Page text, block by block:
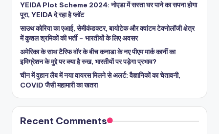
YEIDA Plot Scheme 2024: नोएडा में सस्ता घर पाने का सपना होगा
पूरा, YEIDA दे रहा है प्लॉट
साउथ कोरिया का एआई, सेमीकंडक्टर, बायोटेक और क्वांटम टेक्नोलॉजी क्षेत्र
में कुशल श्रमिकों की भर्ती – भारतीयों के लिए अवसर
अमेरिका के साथ टैरिफ वॉर के बीच कनाडा के नए पीएम मार्क कार्नी का
इमिग्रेशन के मुद्दे पर क्या है रुख, भारतीयों पर पड़ेगा प्रभाव?
चीन में वुहान लैब में नया वायरस मिलने से अलर्ट: वैज्ञानिकों का चेतावनी,
COVID जैसी महामारी का खतरा
Recent Comments